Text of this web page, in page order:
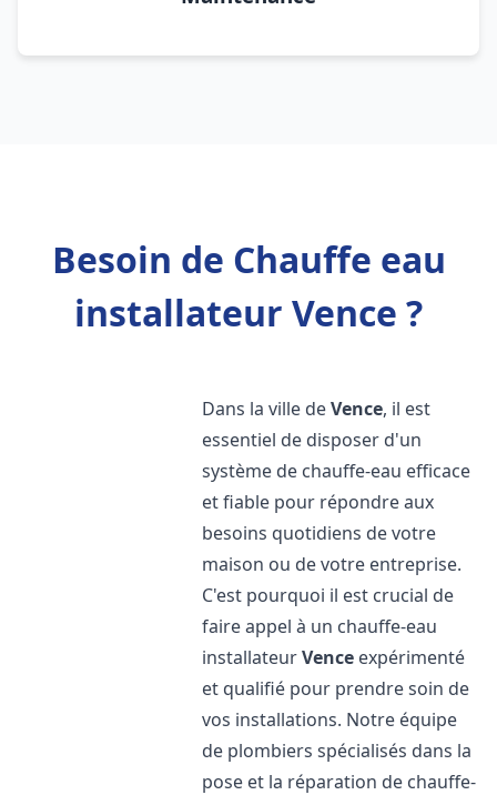
Besoin de Chauffe eau
installateur Vence ?
Dans la ville deVence, il est
essentiel de disposer d'un
système de chauffe-eau efficace
et fiable pour répondre aux
besoins quotidiens de votre
maison ou de votre entreprise.
C'est pourquoi il est crucial de
faire appel à un chauffe-eau
installateurVence expérimenté
et qualifié pour prendre soin de
vos installations. Notre équipe
de plombiers spécialisés dans la
pose et la réparation de chauffe-